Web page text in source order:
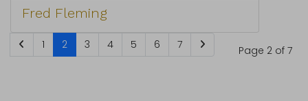
Fred Fleming
Page 2 of 7
1 2 3 4 5 6 7